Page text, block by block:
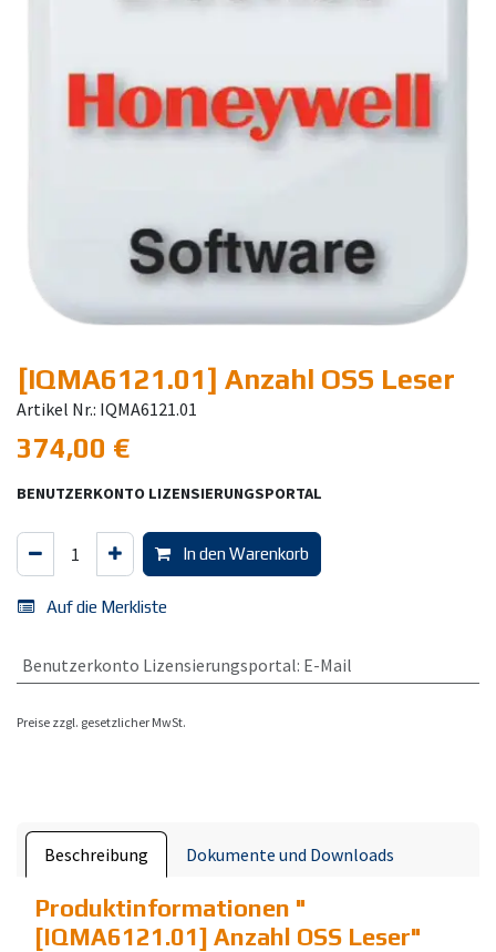
[IQMA6121.01] Anzahl OSS Leser
Artikel Nr.: IQMA6121.01
374,00 €
BENUTZERKONTO LIZENSIERUNGSPORTAL
In den Warenkorb
Auf die Merkliste
Benutzerkonto Lizensierungsportal: E-Mail
Preise zzgl. gesetzlicher MwSt.
Beschreibung Dokumente und Downloads
Produktinformationen "
[IQMA6121.01] Anzahl OSS Leser"